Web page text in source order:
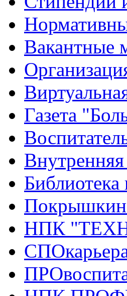
Вакантные
Газета
Внутренняя
Библиотека
НПК